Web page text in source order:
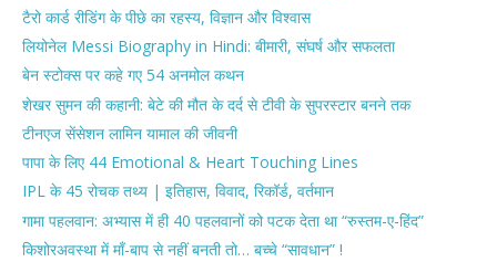
टैरो कार्ड रीडिंग के पीछे का रहस्य, विज्ञान और विश्वास
लियोनेल Messi Biography in Hindi: बीमारी, संघर्ष और सफलता
बेन स्टोक्स पर कहे गए 54 अनमोल कथन
शेखर सुमन की कहानी: बेटे की मौत के दर्द से टीवी के सुपरस्टार बनने तक
टीनएज सेंसेशन लामिन यामाल की जीवनी
पापा के लिए 44 Emotional & Heart Touching Lines
IPL के 45 रोचक तथ्य | इतिहास, विवाद, रिकॉर्ड, वर्तमान
गामा पहलवान: अभ्यास में ही 40 पहलवानों को पटक देता था “रुस्तम-ए-हिंद”
किशोरअवस्था में माँ-बाप से नहीं बनती तो… बच्चे “सावधान” !